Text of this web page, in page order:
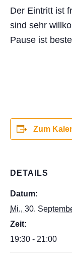
Der Eintritt ist
sind sehr
Pause ist
Zum
DETAILS
Datum:
Mi., 30.
Zeit:
19:30 - 21:00